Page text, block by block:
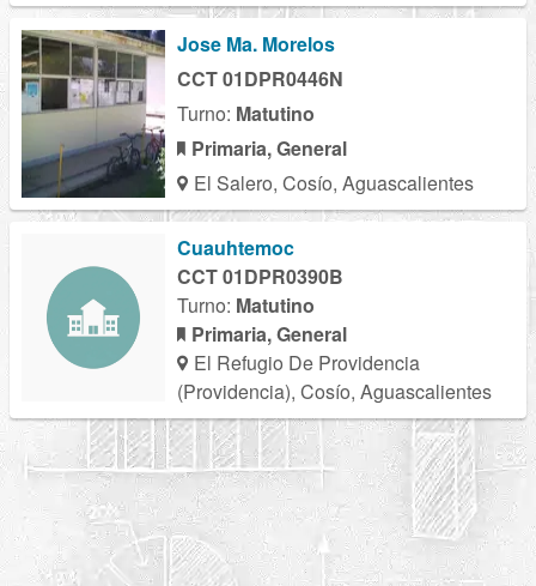
Jose Ma. Morelos
CCT 01DPR0446N
Turno: Matutino
Primaria, General
El Salero, Cosío, Aguascalientes
Cuauhtemoc
CCT 01DPR0390B
Turno: Matutino
Primaria, General
El Refugio De Providencia
(Providencia), Cosío, Aguascalientes